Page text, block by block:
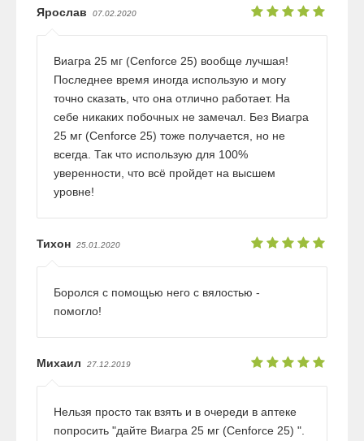
Ярослав 07.02.2020
Виагра 25 мг (Cenforce 25) вообще лучшая!
Последнее время иногда использую и могу
точно сказать, что она отлично работает. На
себе никаких побочных не замечал. Без Виагра
25 мг (Cenforce 25) тоже получается, но не
всегда. Так что использую для 100%
уверенности, что всё пройдет на высшем
уровне!
Тихон 25.01.2020
Боролся с помощью него с вялостью -
помогло!
Михаил 27.12.2019
Нельзя просто так взять и в очереди в аптеке
попросить "дайте Виагра 25 мг (Cenforce 25) ".